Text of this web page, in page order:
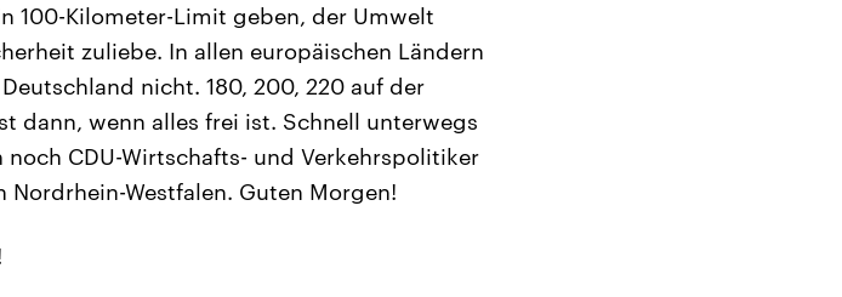
100-Kilometer-Limit geben, der Umwelt
zuliebe. In allen europäischen Ländern
nicht. 180, 200, 220 auf der
dann, wenn alles frei ist. Schnell unterwegs
CDU-Wirtschafts- und Verkehrspolitiker
Westfalen. Guten Morgen!